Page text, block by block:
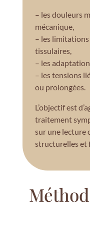
– les douleurs
mécanique,
– les
tissulaires,
– les
– les tensions
ou prolongées.
L’objectif est
traitement
sur une lecture
structurelles et